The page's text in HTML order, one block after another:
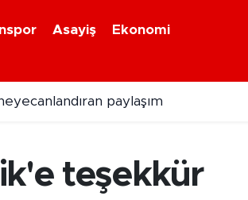
Asayiş
Ekonomi
turnuvada buluştu
teşekkür